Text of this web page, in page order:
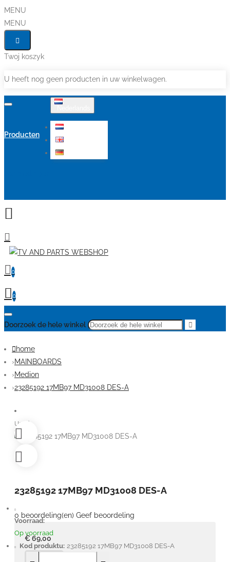
MENU
MENU
Twoj koszyk
U heeft nog geen producten in uw winkelwagen.
Producten
0
0
Doorzoek de hele winkel
home
MAINBOARDS
Medion
23285192 17MB97 MD31008 DES-A
Used
23285192 17MB97 MD31008 DES-A
Voorraad:
Op voorraad
Kod produktu: 23285192 17MB97 MD31008 DES-A
0 beoordeling(en) Geef beoordeling
€ 69,00